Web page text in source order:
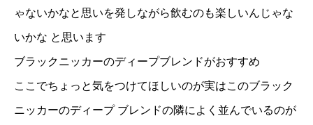
ゃないかなと思いを発しながら飲むのも楽しいんじゃな
いかな と思います
ブラックニッカーのディープブレンドがおすすめ
ここでちょっと気をつけてほしいのが実はこのブラック
ニッカーのディープ ブレンドの隣によく並んでいるのが